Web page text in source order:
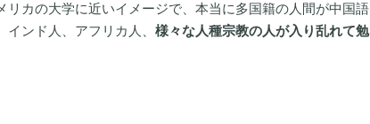
カの大学に近いイメージで、本当に多国籍の人間が中国語
ンド人、アフリカ人、 様々な人種宗教の人が入り乱れて勉